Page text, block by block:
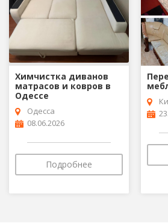
Химчистка диванов
матрасов и ковров в
Одессе
Одесса
08.06.2026
Подробнее